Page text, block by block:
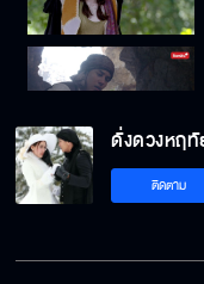
ดั่งดวงหฤ
ติดตาม